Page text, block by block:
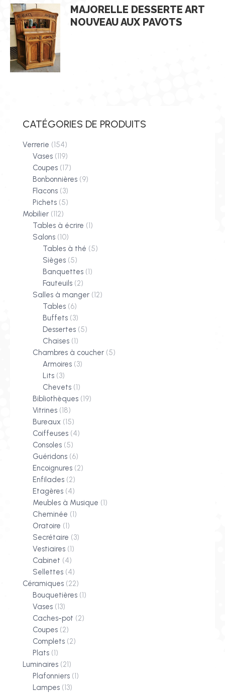
MAJORELLE DESSERTE ART
NOUVEAU AUX PAVOTS
CATÉGORIES DE PRODUITS
Verrerie (154)
Vases (119)
Coupes (17)
Bonbonnières (9)
Flacons (3)
Pichets (5)
Mobilier (112)
Tables à écrire (1)
Salons (10)
Tables à thé (5)
Sièges (5)
Banquettes (1)
Fauteuils (2)
Salles à manger (12)
Tables (6)
Buffets (3)
Dessertes (5)
Chaises (1)
Chambres à coucher (5)
Armoires (3)
Lits (3)
Chevets (1)
Bibliothèques (19)
Vitrines (18)
Bureaux (15)
Coiffeuses (4)
Consoles (5)
Guéridons (6)
Encoignures (2)
Enfilades (2)
Etagères (4)
Meubles à Musique (1)
Cheminée (1)
Oratoire (1)
Secrétaire (3)
Vestiaires (1)
Cabinet (4)
Sellettes (4)
Céramiques (22)
Bouquetières (1)
Vases (13)
Caches-pot (2)
Coupes (2)
Complets (2)
Plats (1)
Luminaires (21)
Plafonniers (1)
Lampes (13)